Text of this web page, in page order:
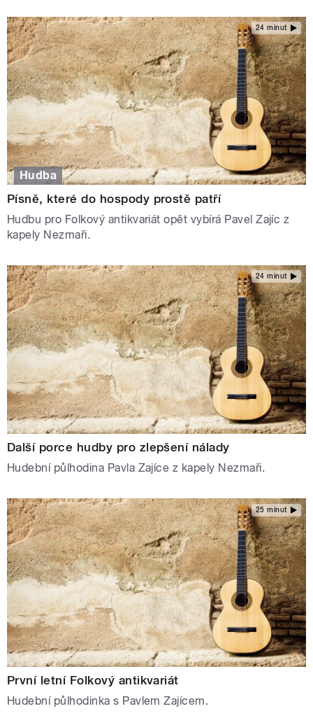
24 minut
Hudba
Písně, které do hospody prostě patří
Hudbu pro Folkový antikvariát opět vybírá Pavel Zajíc z
kapely Nezmaři.
24 minut
Další porce hudby pro zlepšení nálady
Hudební půlhodina Pavla Zajíce z kapely Nezmaři.
25 minut
První letní Folkový antikvariát
Hudební půlhodinka s Pavlem Zajícem.